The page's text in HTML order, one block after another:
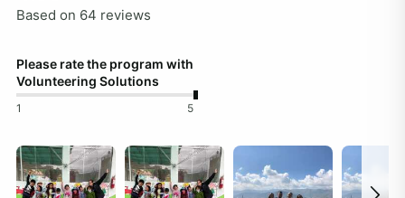
Based on 64 reviews
Please rate the program with
Volunteering Solutions
1 5